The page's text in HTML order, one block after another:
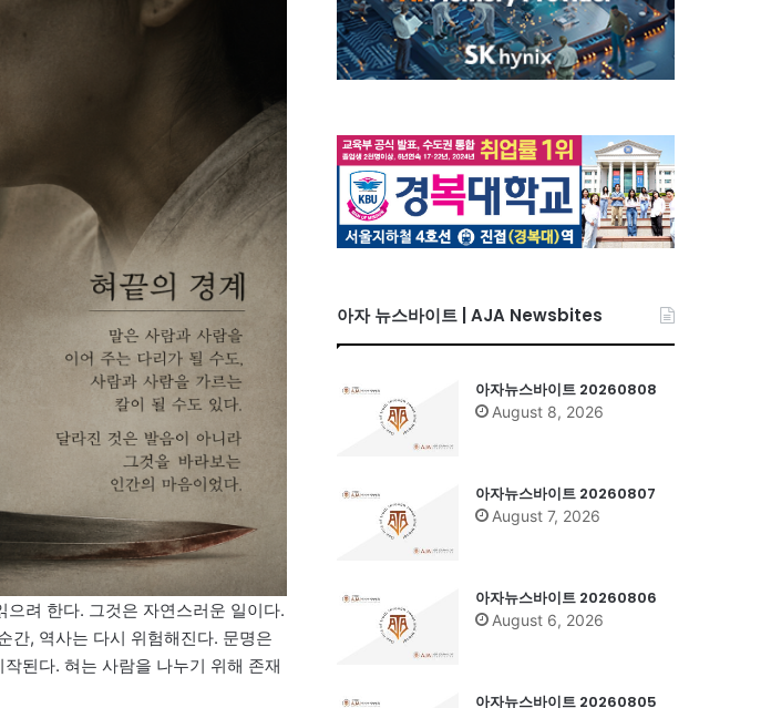
려 한다. 그것은 자연스러운 일이다.
간, 역사는 다시 위험해진다. 문명은
된다. 혀는 사람을 나누기 위해 존재
아자 뉴스바이트 | AJA Newsbites
아자뉴스바이트 20260808
August 8, 2026
아자뉴스바이트 20260807
August 7, 2026
아자뉴스바이트 20260806
August 6, 2026
아자뉴스바이트 20260805